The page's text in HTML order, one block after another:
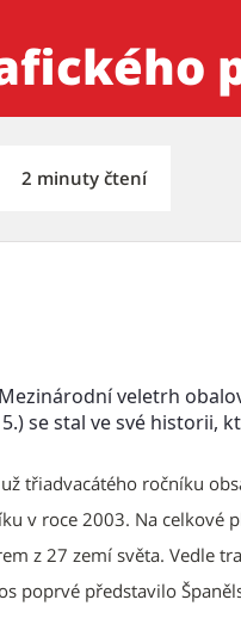
2 minuty čtení
veletrh
se stal ve své historii,
třiadvacátého ročníku
v roce 2003. Na celkové
z 27 zemí světa. Vedle
poprvé představilo